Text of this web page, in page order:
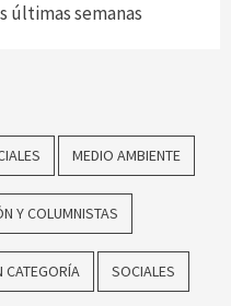
últimas semanas
MEDIO AMBIENTE
Y COLUMNISTAS
CATEGORÍA SOCIALES